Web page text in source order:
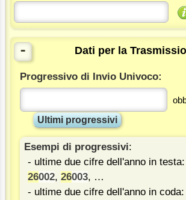
- Dati per la
Progressivo di Invio Univoco:
Ultimi progressivi
Esempi di progressivi:
- ultime due cifre dell'anno in
26002,26003, …
- ultime due cifre dell'anno in